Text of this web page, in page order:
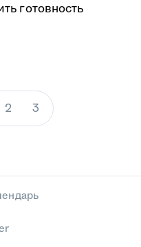
готовность
2 3